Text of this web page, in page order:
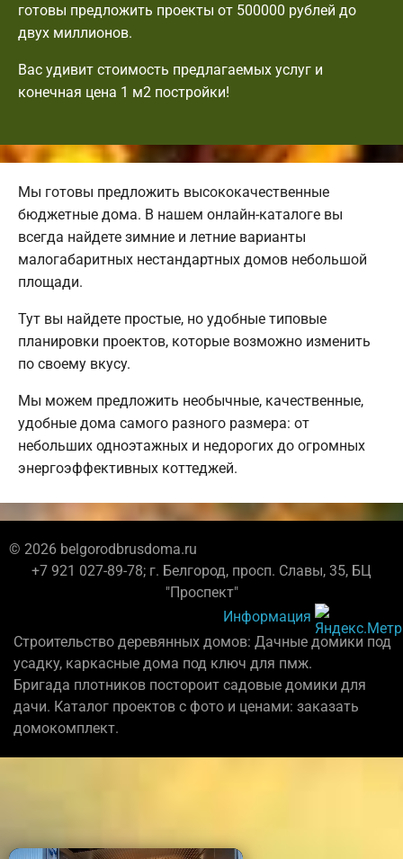
готовы предложить проекты от 500000 рублей до
двух миллионов.
Вас удивит стоимость предлагаемых услуг и
конечная цена 1 м2 постройки!
Мы готовы предложить высококачественные
бюджетные дома. В нашем онлайн-каталоге вы
всегда найдете зимние и летние варианты
малогабаритных нестандартных домов небольшой
площади.
Тут вы найдете простые, но удобные типовые
планировки проектов, которые возможно изменить
по своему вкусу.
Мы можем предложить необычные, качественные,
удобные дома самого разного размера: от
небольших одноэтажных и недорогих до огромных
энергоэффективных коттеджей.
© 2026 belgorodbrusdoma.ru
+7 921 027-89-78; г. Белгород, просп. Славы, 35, БЦ
"Проспект"
Информация
Строительство деревянных домов: Дачные домики под
усадку, каркасные дома под ключ для пмж.
Бригада плотников постороит садовые домики для
дачи. Каталог проектов с фото и ценами: заказать
домокомплект.